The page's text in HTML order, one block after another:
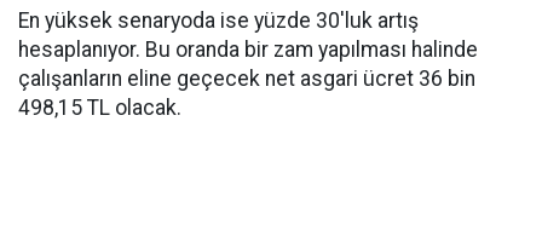
En yüksek senaryoda ise yüzde 30'luk artış
hesaplanıyor. Bu oranda bir zam yapılması halinde
çalışanların eline geçecek net asgari ücret 36 bin
498,15 TL olacak.